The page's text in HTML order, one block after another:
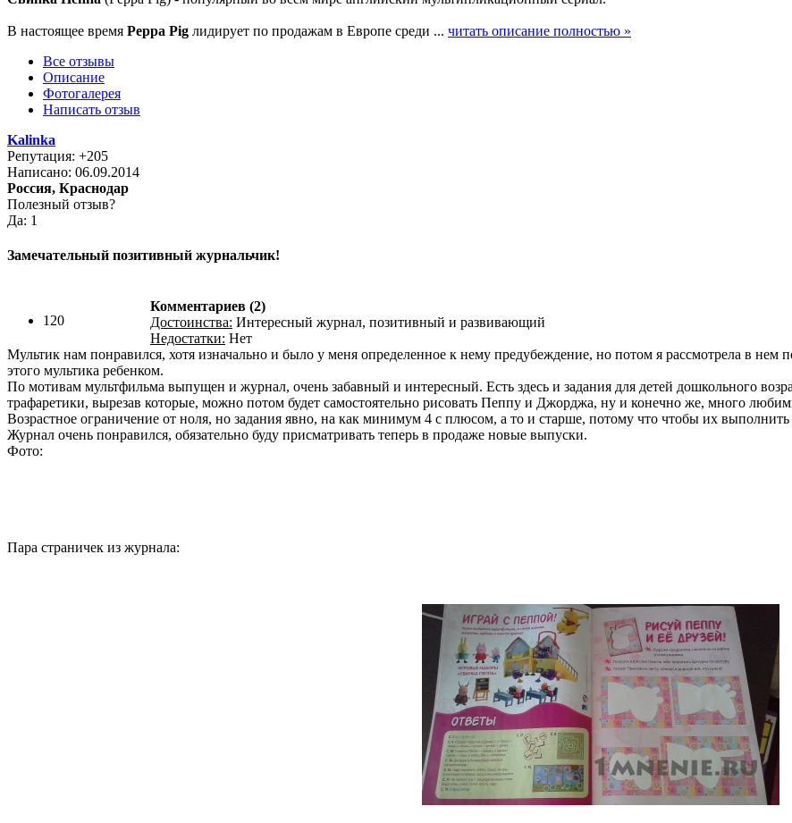
В настоящее время Рерра Pig лидирует по продажам в Европе среди ... читать описание полностью »
Все отзывы
Описание
Фотогалерея
Написать отзыв
Kalinka
Репутация: +205
Написано: 06.09.2014
Россия, Краснодар
Полезный отзыв?
Да: 1
Замечательный позитивный журнальчик!
120
Комментариев (2)
Достоинства: Интересный журнал, позитивный и развивающий
Недостатки: Нет
Мультик нам понравился, хотя изначально и было у меня определенное к нему предубеждение, но потом я рассмотрела в нем
этого мультика ребенком.
По мотивам мультфильма выпущен и журнал, очень забавный и интересный. Есть здесь и задания для детей дошкольного
трафаретики, вырезав которые, можно потом будет самостоятельно рисовать Пеппу и Джорджа, ну и конечно же, много
Возрастное ограничение от ноля, но задания явно, на как минимум 4 с плюсом, а то и старше, потому что чтобы их
Журнал очень понравился, обязательно буду присматривать теперь в продаже новые выпуски.
Фото:
Пара страничек из журнала: